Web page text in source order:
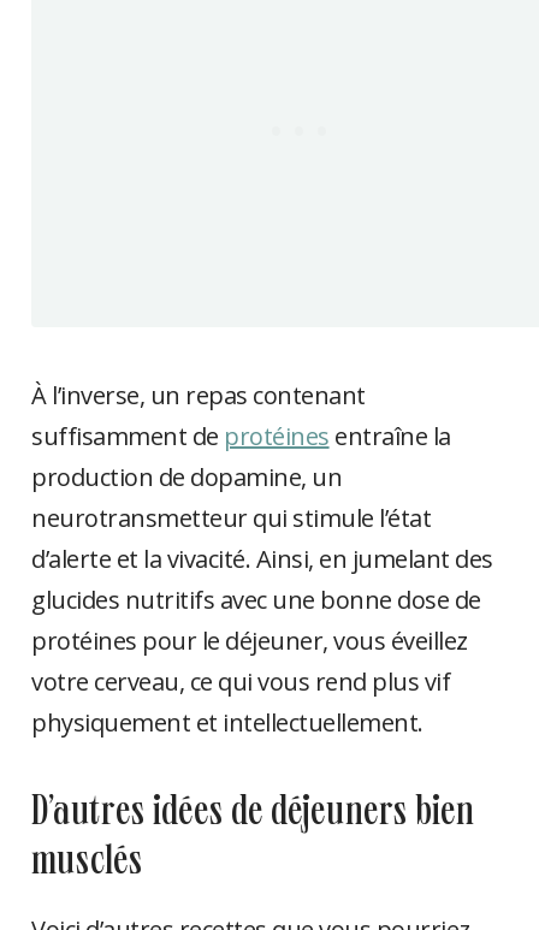
À l’inverse, un repas contenant
suffisamment de protéines entraîne la
production de dopamine, un
neurotransmetteur qui stimule l’état
d’alerte et la vivacité. Ainsi, en jumelant des
glucides nutritifs avec une bonne dose de
protéines pour le déjeuner, vous éveillez
votre cerveau, ce qui vous rend plus vif
physiquement et intellectuellement.
d’autres idées de déjeuners bien
musclés